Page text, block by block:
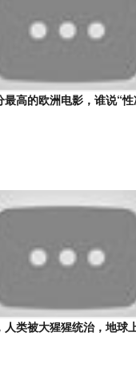
最高的欧洲电影，谁说“
人类被大猩猩统治，地球